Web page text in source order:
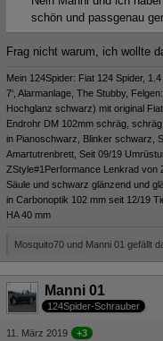
schön und passgenau
Frag nicht warum, ich wollte
Mein 124Spider: Fiat 124 Spider,
7‘, Alarmanlage, The Stubby,
Hochglanz schwarz) mit original
Endrohr DM 102mm schräg,
in Pianoschwarz, Blinker schwarz,
Amartutrenbrett, Seit 09/19
ZStyle#1Performance Lenkrad von
Säule und schwarz glänzend und
in Carbonoptik 102 mm seit 12/19
HA 40 mm
Mosquito70 und Manni 01 gefällt
Manni 01
124Spider-Schrauber
11. März 2019 +3